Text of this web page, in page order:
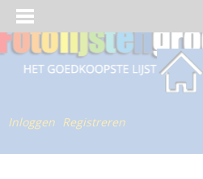
Inloggen Registreren